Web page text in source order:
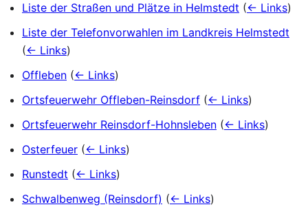
Liste der Straßen und Plätze in Helmstedt (← Links)
Liste der Telefonvorwahlen im Landkreis Helmstedt
(← Links)
Offleben (← Links)
Ortsfeuerwehr Offleben-Reinsdorf (← Links)
Ortsfeuerwehr Reinsdorf-Hohnsleben (← Links)
Osterfeuer (← Links)
Runstedt (← Links)
Schwalbenweg (Reinsdorf) (← Links)